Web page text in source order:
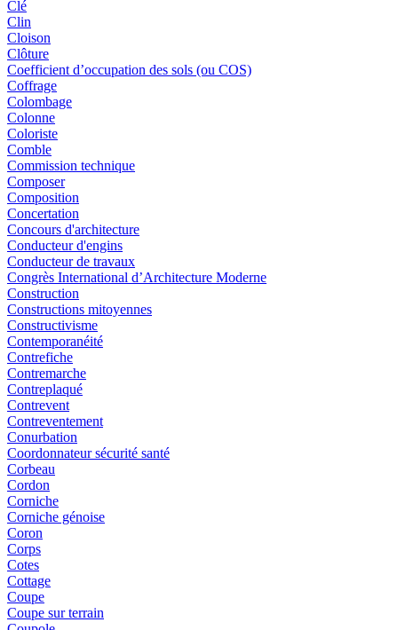
Clé
Clin
Cloison
Clôture
Coefficient d’occupation des sols (ou COS)
Coffrage
Colombage
Colonne
Coloriste
Comble
Commission technique
Composer
Composition
Concertation
Concours d'architecture
Conducteur d'engins
Conducteur de travaux
Congrès International d’Architecture Moderne
Construction
Constructions mitoyennes
Constructivisme
Contemporanéité
Contrefiche
Contremarche
Contreplaqué
Contrevent
Contreventement
Conurbation
Coordonnateur sécurité santé
Corbeau
Cordon
Corniche
Corniche génoise
Coron
Corps
Cotes
Cottage
Coupe
Coupe sur terrain